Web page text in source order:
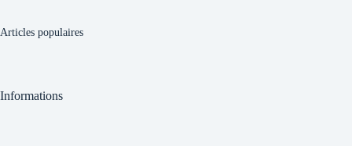
Articles populaires
Informations